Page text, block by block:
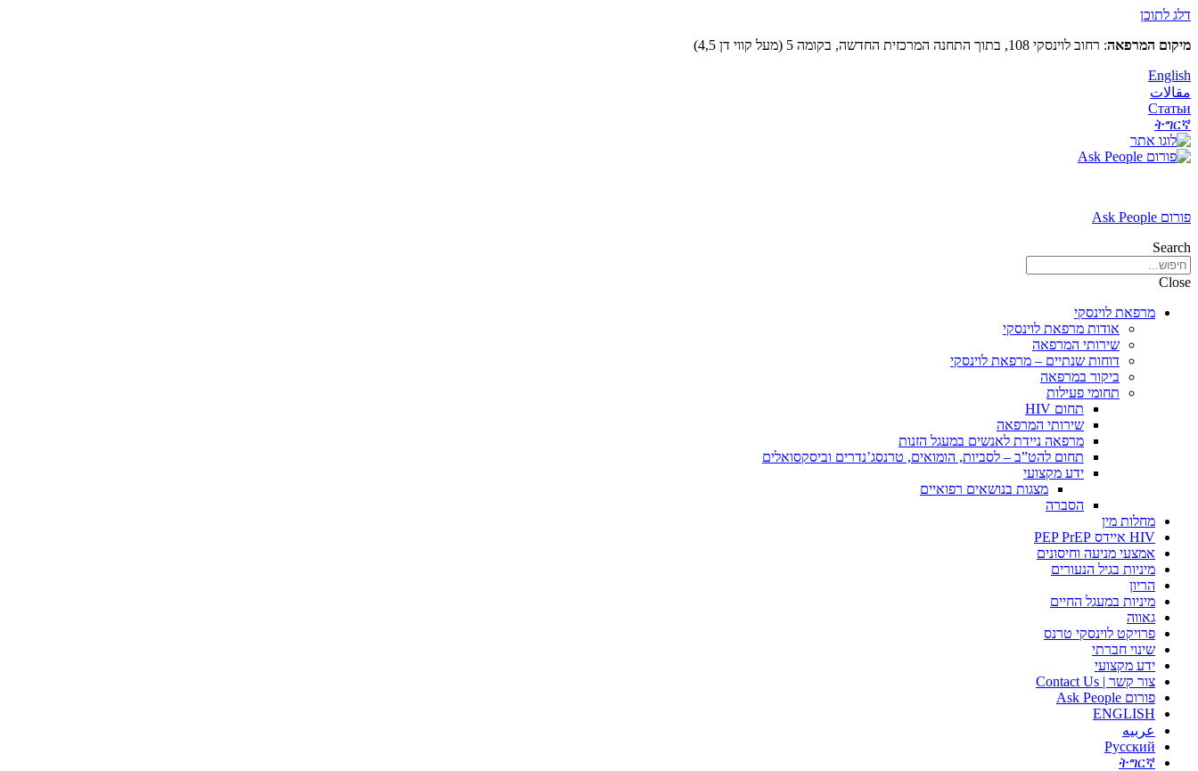
דלג לתוכן
מיקום המרפאה: רחוב לוינסקי 108, בתוך התחנה המרכזית החדשה, בקומה 5 (מעל קווי דן 4,5)
English
مقالات
Статьи
ትግርኛ
פורום Ask People
Search
Close
מרפאת לוינסקי
אודות מרפאת לוינסקי
שירותי המרפאה
דוחות שנתיים – מרפאת לוינסקי
ביקור במרפאה
תחומי פעילות
תחום HIV
שירותי המרפאה
מרפאה ניידת לאנשים במעגל הזנות
תחום להט”ב – לסביות, הומואים, טרנסג’נדרים וביסקסואלים
ידע מקצועי
מצגות בנושאים רפואיים
הסברה
מחלות מין
HIV איידס PEP PrEP
אמצעי מניעה וחיסונים
מיניות בגיל הנעורים
הריון
מיניות במעגל החיים
גאווה
פרויקט לוינסקי טרנס
שינוי חברתי
ידע מקצועי
צור קשר | Contact Us
פורום Ask People
ENGLISH
عربيه
Русский
ትግርኛ